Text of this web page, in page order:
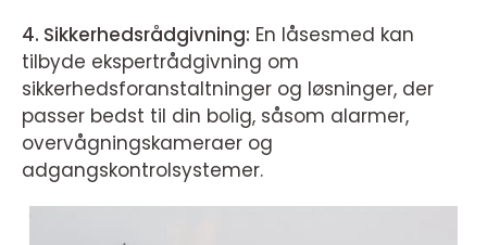
4. Sikkerhedsrådgivning: En låsesmed kan
tilbyde ekspertrådgivning om
sikkerhedsforanstaltninger og løsninger, der
passer bedst til din bolig, såsom alarmer,
overvågningskameraer og
adgangskontrolsystemer.